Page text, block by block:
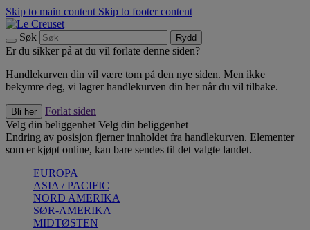
Skip to main content Skip to footer content
Søk Rydd
Er du sikker på at du vil forlate denne siden?
Handlekurven din vil være tom på den nye siden. Men ikke
bekymre deg, vi lagrer handlekurven din her når du vil tilbake.
Bli her
Forlat siden
Velg din beliggenhet Velg din beliggenhet
Endring av posisjon fjerner innholdet fra handlekurven. Elementer
som er kjøpt online, kan bare sendes til det valgte landet.
EUROPA
ASIA / PACIFIC
NORD AMERIKA
SØR-AMERIKA
MIDTØSTEN